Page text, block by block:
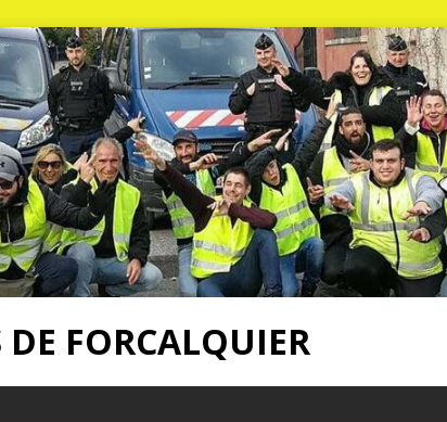
DE FORCALQUIER